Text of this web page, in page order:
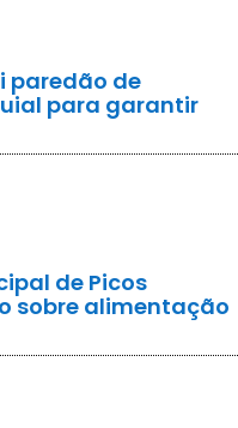
paredão de
para garantir
de Picos
sobre alimentação